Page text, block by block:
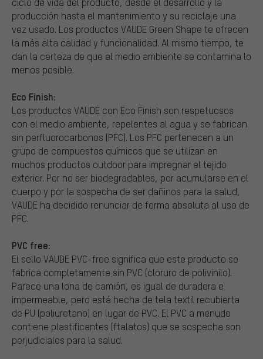
producción hasta el mantenimiento y su reciclaje una
vez usado. Los productos VAUDE Green Shape te ofrecen
la más alta calidad y funcionalidad. Al mismo tiempo, te
dan la certeza de que el medio ambiente se contamina lo
menos posible.
Eco Finish:
Los productos VAUDE con Eco Finish son respetuosos
con el medio ambiente, repelentes al agua y se fabrican
sin perfluorocarbonos (PFC). Los PFC pertenecen a un
grupo de compuestos químicos que se utilizan en
muchos productos outdoor para impregnar el tejido
exterior. Por no ser biodegradables, por acumularse en el
cuerpo y por la sospecha de ser dañinos para la salud,
VAUDE ha decidido renunciar de forma absoluta al uso de
PFC.
PVC free:
El sello VAUDE PVC-free significa que este producto se
fabrica completamente sin PVC (cloruro de polivinilo).
Parece una lona de camión, es igual de duradera e
impermeable, pero está hecha de tela textil recubierta
de PU (poliuretano) en lugar de PVC. El PVC a menudo
contiene plastificantes (ftalatos) que se sospecha son
perjudiciales para la salud.